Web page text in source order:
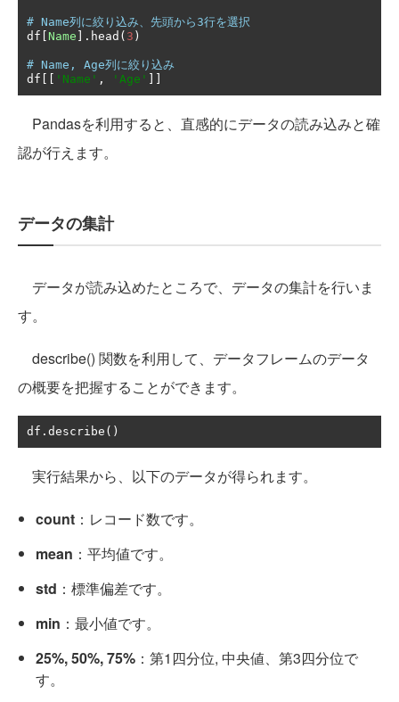
# Name列に絞り込み、先頭から3行を選択
df [Name ]. head ( 3 )
# Name, Age列に絞り込み
df [[ 'Name' , 'Age' ]]
Pandasを利用すると、直感的にデータの読み込みと確
認が行えます。
データの集計
データが読み込めたところで、データの集計を行いま
す。
describe() 関数を利用して、データフレームのデータ
の概要を把握することができます。
df . describe ()
実行結果から、以下のデータが得られます。
count ：レコード数です。
mean ：平均値です。
std ：標準偏差です。
min ：最小値です。
25%, 50%, 75% ：第1四分位, 中央値、第3四分位で
す。